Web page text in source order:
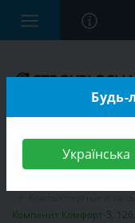
Компанит Комфорт-5,
Будь-
Українська